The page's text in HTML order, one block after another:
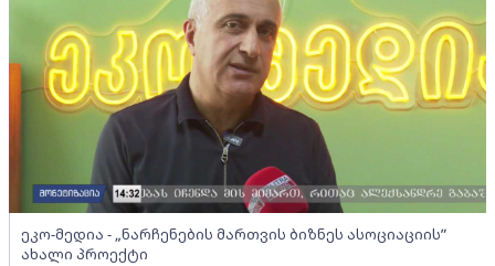
ეკო-მედია - „ნარჩენების მართვის ბიზნეს ასოციაციის”
ახალი პროექტი